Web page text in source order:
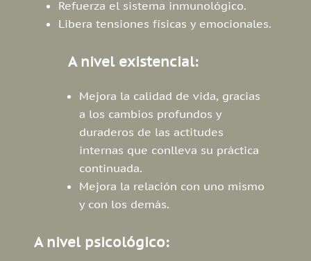
Refuerza el sistema inmunológico.
Libera tensiones físicas y emocionales.
A nivel existencial:
Mejora la calidad de vida, gracias
a los cambios profundos y
duraderos de las actitudes
internas que conlleva su práctica
continuada.
Mejora la relación con uno mismo
y con los demás.
A nivel psicológico: